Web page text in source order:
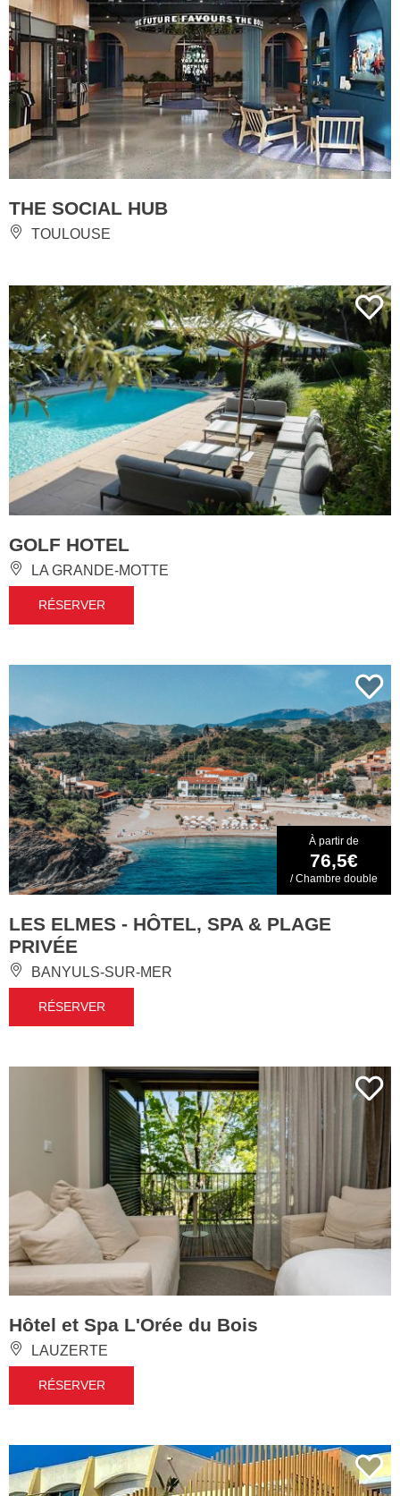
THE SOCIAL HUB
TOULOUSE
GOLF HOTEL
LA GRANDE-MOTTE
RÉSERVER
À partir de
76,5€
/ Chambre double
LES ELMES - HÔTEL, SPA & PLAGE
PRIVÉE
BANYULS-SUR-MER
RÉSERVER
Hôtel et Spa L'Orée du Bois
LAUZERTE
RÉSERVER